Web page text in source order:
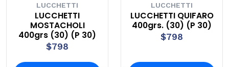
LUCCHETTI
LUCCHETTI
MOSTACHOLI
400grs (30) (P 30)
$798
LUCCHETTI
LUCCHETTI QUIFARO
400grs. (30) (P 30)
$798